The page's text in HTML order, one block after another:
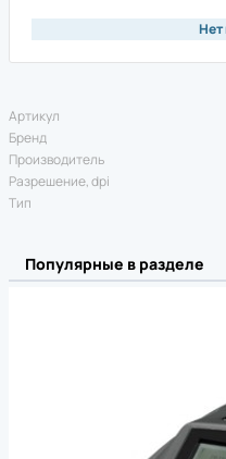
Нет
Артикул
Бренд
Производитель
Разрешение, dpi
Тип
Популярные в разделе